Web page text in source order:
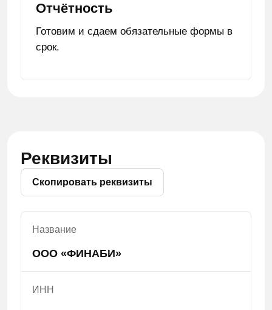
Отчётность
Готовим и сдаем обязательные формы в
срок.
Реквизиты
Скопировать реквизиты
Название
ООО «ФИНАБИ»
ИНН